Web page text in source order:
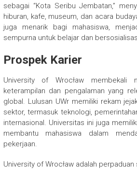
sebagai “Kota Seribu Jembatan,”
hiburan, kafe, museum, dan acara
juga menarik bagi mahasiswa,
sempurna untuk belajar dan
Prospek Karier
University of Wrocław membekali
keterampilan dan pengalaman yang
global. Lulusan UWr memiliki rekam
sektor, termasuk teknologi,
internasional. Universitas ini juga
membantu mahasiswa dalam
pekerjaan.
University of Wrocław adalah